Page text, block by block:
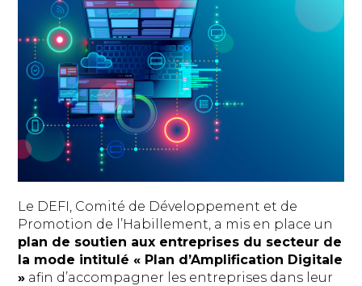
Le DEFI, Comité de Développement et de
Promotion de l’Habillement, a mis en place un
plan de soutien aux entreprises du secteur de
la mode intitulé « Plan d’Amplification Digitale
» afin d’accompagner les entreprises dans leur